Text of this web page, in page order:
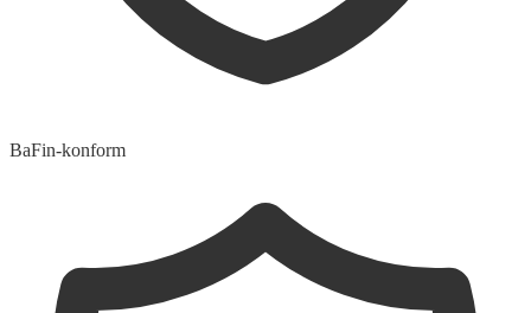
BaFin-konform